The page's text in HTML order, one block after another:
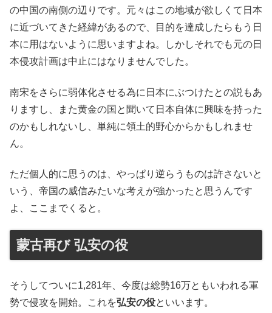
の中国の南側の辺りです。元々はこの地域が欲しくて日本
に近づいてきた経緯があるので、目的を達成したらもう日
本に用はないように思いますよね。しかしそれでも元の日
本侵攻計画は中止にはなりませんでした。
南宋をさらに弱体化させる為に日本にぶつけたとの説もあ
りますし、また黄金の国と聞いて日本自体に興味を持った
のかもしれないし、単純に領土的野心からかもしれませ
ん。
ただ個人的に思うのは、やっぱり逆らうものは許さないと
いう、帝国の威信みたいな考えが強かったと思うんです
よ、ここまでくると。
蒙古再び 弘安の役
そうしてついに1,281年、今度は総勢16万ともいわれる軍
勢で侵攻を開始。これを弘安の役といいます。